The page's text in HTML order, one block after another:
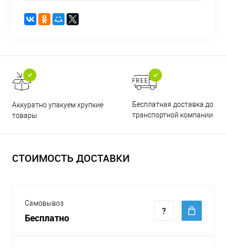
Аккуратно упакуем хрупкие
товары
Бесплатная доставка до
транспортной компании
СТОИМОСТЬ ДОСТАВКИ
Самовывоз
Бесплатно